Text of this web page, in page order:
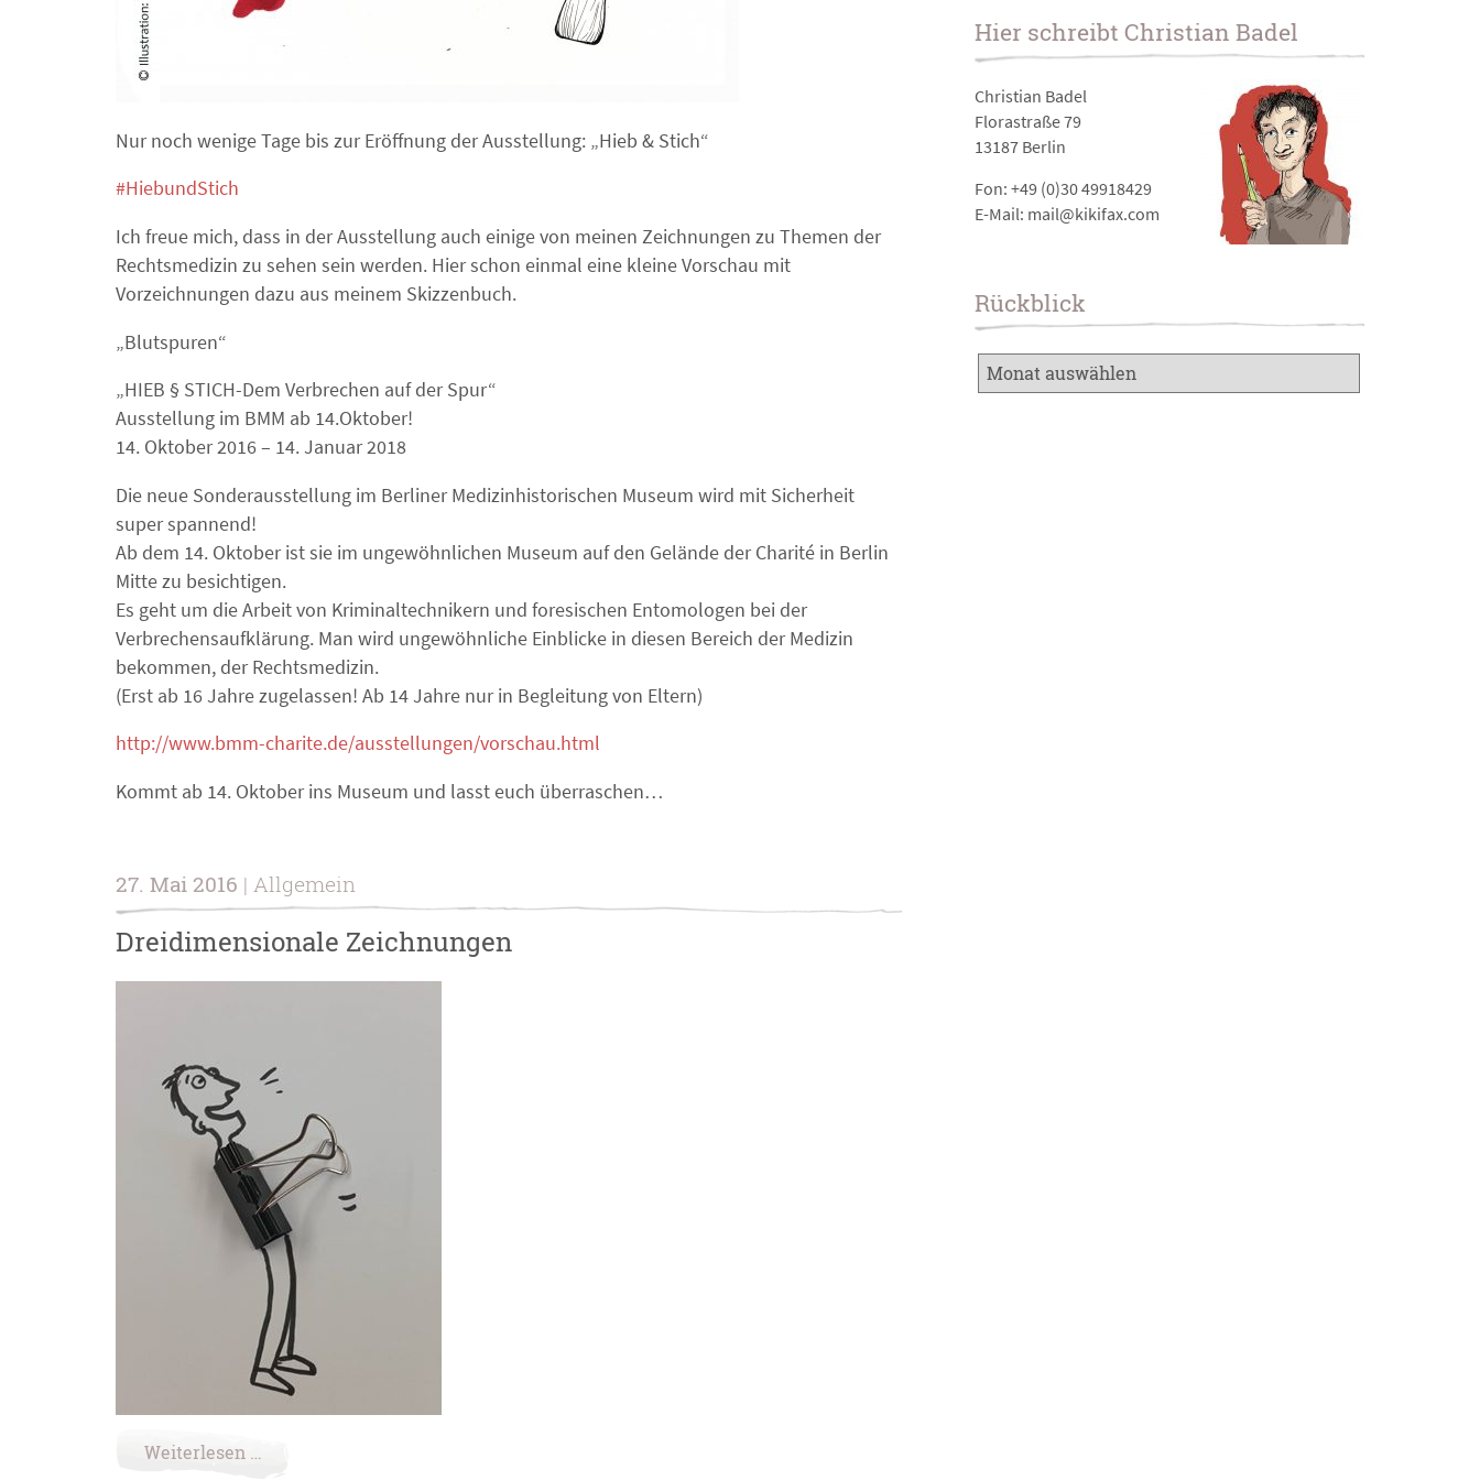
Nur noch wenige Tage bis zur Eröffnung der Ausstellung: „Hieb & Stich“
#HiebundStich
Ich freue mich, dass in der Ausstellung auch einige von meinen Zeichnungen zu Themen der
Rechtsmedizin zu sehen sein werden. Hier schon einmal eine kleine Vorschau mit
Vorzeichnungen dazu aus meinem Skizzenbuch.
„Blutspuren“
„HIEB § STICH-Dem Verbrechen auf der Spur“
Ausstellung im BMM ab 14.Oktober!
14. Oktober 2016 – 14. Januar 2018
Die neue Sonderausstellung im Berliner Medizinhistorischen Museum wird mit Sicherheit
super spannend!
Ab dem 14. Oktober ist sie im ungewöhnlichen Museum auf den Gelände der Charité in Berlin
Mitte zu besichtigen.
Es geht um die Arbeit von Kriminaltechnikern und foresischen Entomologen bei der
Verbrechensaufklärung. Man wird ungewöhnliche Einblicke in diesen Bereich der Medizin
bekommen, der Rechtsmedizin.
(Erst ab 16 Jahre zugelassen! Ab 14 Jahre nur in Begleitung von Eltern)
http://www.bmm-charite.de/ausstellungen/vorschau.html
Kommt ab 14. Oktober ins Museum und lasst euch überraschen…
27. Mai 2016 | Allgemein
Dreidimensionale Zeichnungen
Weiterlesen …
Hier schreibt Christian Badel
Christian Badel
Florastraße 79
13187 Berlin
Fon: +49 (0)30 49918429
E-Mail: mail@kikifax.com
Rückblick